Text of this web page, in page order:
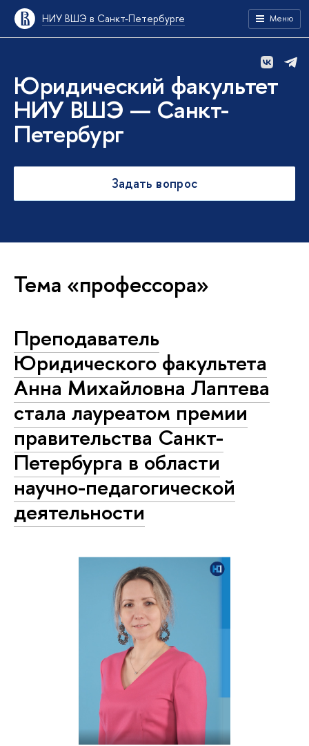
НИУ ВШЭ в Санкт-Петербурге Меню
Юридический факультет
НИУ ВШЭ — Санкт-
Петербург
Задать вопрос
Тема «профессора»
Преподаватель
Юридического факультета
Анна Михайловна Лаптева
стала лауреатом премии
правительства Санкт-
Петербурга в области
научно-педагогической
деятельности